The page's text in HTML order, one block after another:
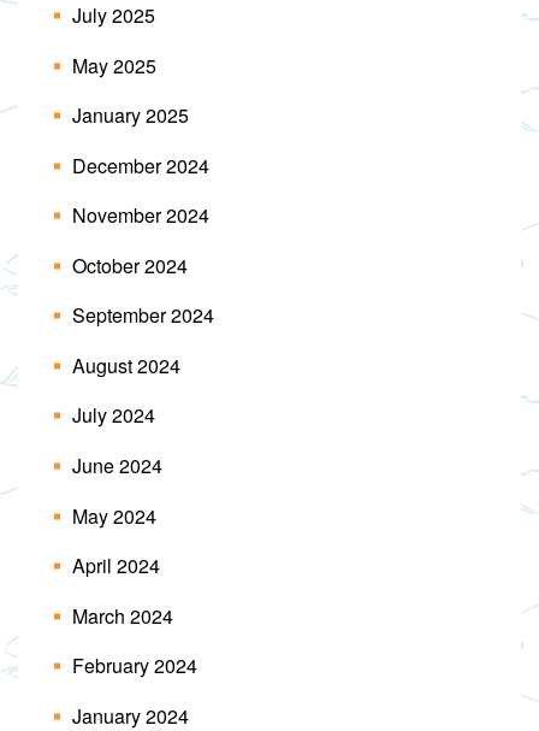
July 2025
May 2025
January 2025
December 2024
November 2024
October 2024
September 2024
August 2024
July 2024
June 2024
May 2024
April 2024
March 2024
February 2024
January 2024